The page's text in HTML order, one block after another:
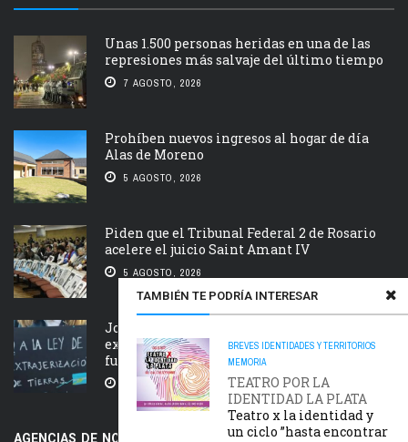
TAMBIÉN TE PODRÍA INTERESAR
BREVES IDENTIDADES Y TERRITORIOS
MEMORIA
TEATRO POR LA
IDENTIDAD LA PLATA
Teatro x la identidad y
un ciclo​ ​”hasta encontrar
Unas 1.500 personas heridas en una de las
represiones más salvaje del último tiempo
7 AGOSTO, 2026
Prohíben nuevos ingresos al hogar de día
Alas de Moreno
5 AGOSTO, 2026
Piden que el Tribunal Federal 2 de Rosario
acelere el juicio Saint Amant IV
5 AGOSTO, 2026
Jornada nacional en rechazo a la
extranjerización de tierras, manejo del
fuego y desalojos
5 AGOSTO, 2026
AGENCIAS DE NOTICIAS AMIGAS